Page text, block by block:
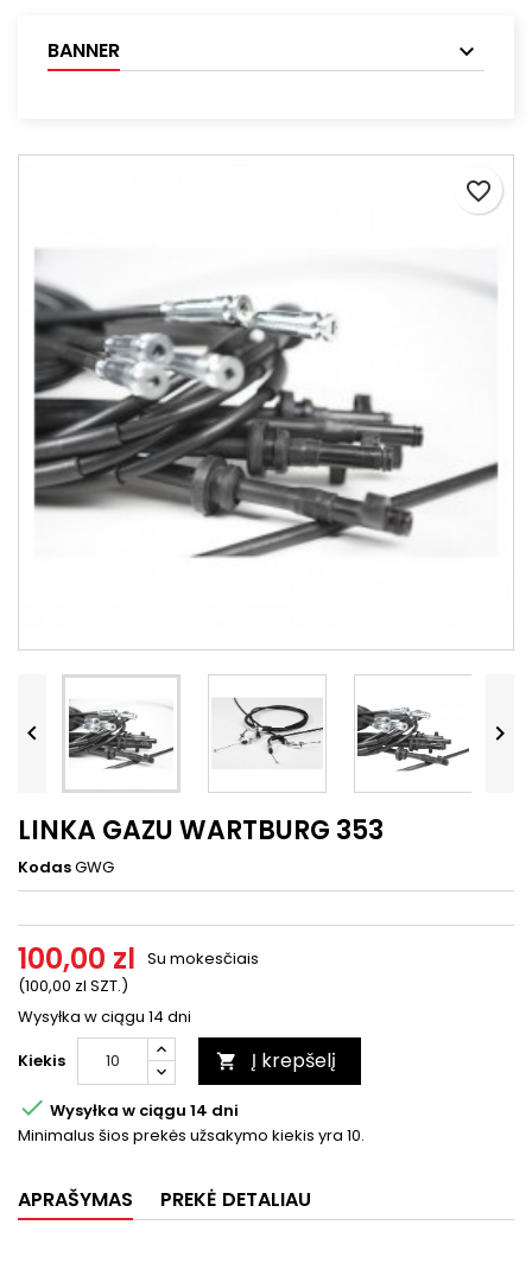
BANNER
favorite_border
 
 
LINKA GAZU WARTBURG 353
KodasGWG
100,00 zl
(100,00 zl SZT.)
Su mokesčiais
Wysyłka w ciągu 14 dni
Kiekis
 Į krepšelį
 Wysyłka w ciągu 14 dni
Minimalus šios prekės užsakymo kiekis yra 10.
APRAŠYMAS PREKĖ DETALIAU